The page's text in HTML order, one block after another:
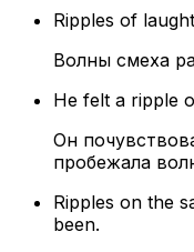
Ripples of
Волны смеха
He felt a ripple
Он
пробежала
Ripples on the
been.